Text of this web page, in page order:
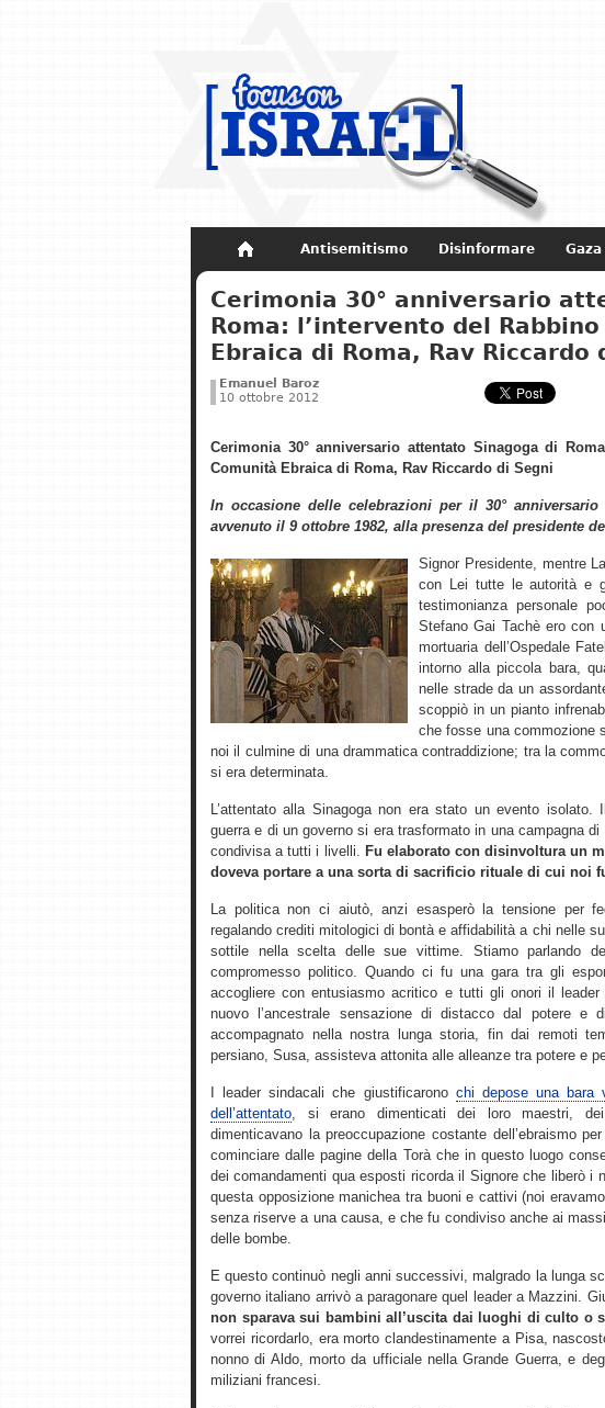
Antisemitismo Disinformare Gaza
Non dimenticare Storia di Israele
Cerimonia 30° anniversario
Roma: l’intervento del
Ebraica di Roma, Rav Riccardo
Emanuel Baroz
10 ottobre 2012
Cerimonia 30° anniversario attentato Sinagoga di
Comunità Ebraica di Roma, Rav Riccardo di Segni
In occasione delle celebrazioni per il 30° anniversario
avvenuto il 9 ottobre 1982, alla presenza del presidente
Signor Presidente, mentre
con Lei tutte le autorità e
testimonianza personale
Stefano Gai Tachè ero con
mortuaria dell’Ospedale
intorno alla piccola bara,
nelle strade da un
scoppiò in un pianto
che fosse una commozione
noi il culmine di una drammatica contraddizione; tra la
si era determinata.
L’attentato alla Sinagoga non era stato un evento
guerra e di un governo si era trasformato in una campagna
condivisa a tutti i livelli. Fu elaborato con disinvoltura un
doveva portare a una sorta di sacrificio rituale di cui noi
La politica non ci aiutò, anzi esasperò la tensione per
regalando crediti mitologici di bontà e affidabilità a chi nelle
sottile nella scelta delle sue vittime. Stiamo parlando
compromesso politico. Quando ci fu una gara tra gli
accogliere con entusiasmo acritico e tutti gli onori il
nuovo l’ancestrale sensazione di distacco dal potere
accompagnato nella nostra lunga storia, fin dai remoti
persiano, Susa, assisteva attonita alle alleanze tra potere e
I leader sindacali che giustificarono chi depose una bara
dell’attentato, si erano dimenticati dei loro maestri,
dimenticavano la preoccupazione costante dell’ebraismo
cominciare dalle pagine della Torà che in questo luogo
dei comandamenti qua esposti ricorda il Signore che liberò i
questa opposizione manichea tra buoni e cattivi (noi
senza riserve a una causa, e che fu condiviso anche ai
delle bombe.
E questo continuò negli anni successivi, malgrado la lunga
governo italiano arrivò a paragonare quel leader a Mazzini.
non sparava sui bambini all’uscita dai luoghi di culto o
vorrei ricordarlo, era morto clandestinamente a Pisa,
nonno di Aldo, morto da ufficiale nella Grande Guerra, e
miliziani francesi.